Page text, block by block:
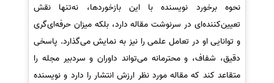
نحوه برخورد نویسنده با این بازخوردها، نه‌تنها نقش
تعیین‌کننده‌ای در سرنوشت مقاله دارد، بلکه میزان حرفه‌ای‌گری
و توانایی او در تعامل علمی را نیز به نمایش می‌گذارد. پاسخی
دقیق، شفاف، و محترمانه می‌تواند داوران و سردبیر مجله را
متقاعد کند که مقاله مورد نظر ارزش انتشار را دارد و نویسنده